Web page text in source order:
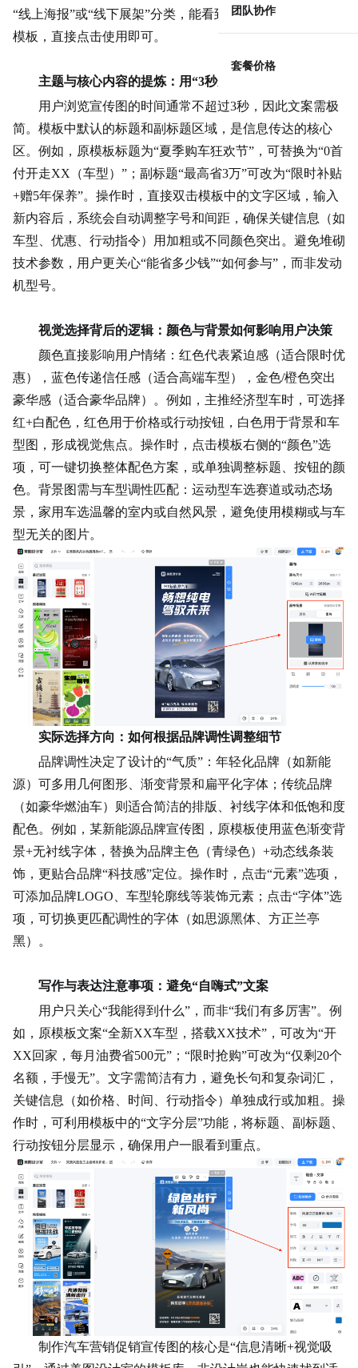
团队协作
套餐价格
“线上海报”或“线下展架”分类，能看到大量适配不同场景的
模板，直接点击使用即可。
主题与核心内容的提炼：用“3秒原则”筛选关键信息
用户浏览宣传图的时间通常不超过3秒，因此文案需极
简。模板中默认的标题和副标题区域，是信息传达的核心
区。例如，原模板标题为“夏季购车狂欢节”，可替换为“0首
付开走XX（车型）”；副标题“最高省3万”可改为“限时补贴
+赠5年保养”。操作时，直接双击模板中的文字区域，输入
新内容后，系统会自动调整字号和间距，确保关键信息（如
车型、优惠、行动指令）用加粗或不同颜色突出。避免堆砌
技术参数，用户更关心“能省多少钱”“如何参与”，而非发动
机型号。
视觉选择背后的逻辑：颜色与背景如何影响用户决策
颜色直接影响用户情绪：红色代表紧迫感（适合限时优
惠），蓝色传递信任感（适合高端车型），金色/橙色突出
豪华感（适合豪华品牌）。例如，主推经济型车时，可选择
红+白配色，红色用于价格或行动按钮，白色用于背景和车
型图，形成视觉焦点。操作时，点击模板右侧的“颜色”选
项，可一键切换整体配色方案，或单独调整标题、按钮的颜
色。背景图需与车型调性匹配：运动型车选赛道或动态场
景，家用车选温馨的室内或自然风景，避免使用模糊或与车
型无关的图片。
实际选择方向：如何根据品牌调性调整细节
品牌调性决定了设计的“气质”：年轻化品牌（如新能
源）可多用 几何图形 、渐变背景和扁平化字体；传统品牌
（如豪华燃油车）则适合简洁的排版、衬线字体和低饱和度
配色。例如，某新能源品牌宣传图，原模板使用蓝色渐变背
景+无衬线字体，替换为品牌主色（青绿色）+动态线条装
饰，更贴合品牌“科技感”定位。操作时，点击“元素”选项，
可添加品牌LOGO、车型轮廓线等装饰元素；点击“字体”选
项，可切换更匹配调性的字体（如思源黑体、方正兰亭
黑）。
写作与表达注意事项：避免“自嗨式”文案
用户只关心“我能得到什么”，而非“我们有多厉害”。例
如，原模板文案“全新XX车型，搭载XX技术”，可改为“开
XX回家，每月油费省500元”；“限时抢购”可改为“仅剩20个
名额，手慢无”。文字需简洁有力，避免长句和复杂词汇，
关键信息（如价格、时间、行动指令）单独成行或加粗。操
作时，可利用模板中的“文字分层”功能，将标题、副标题、
行动按钮分层显示，确保用户一眼看到重点。
制作汽车营销促销宣传图的核心是“信息清晰+视觉吸